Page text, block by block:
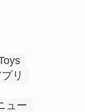
リ
ュー